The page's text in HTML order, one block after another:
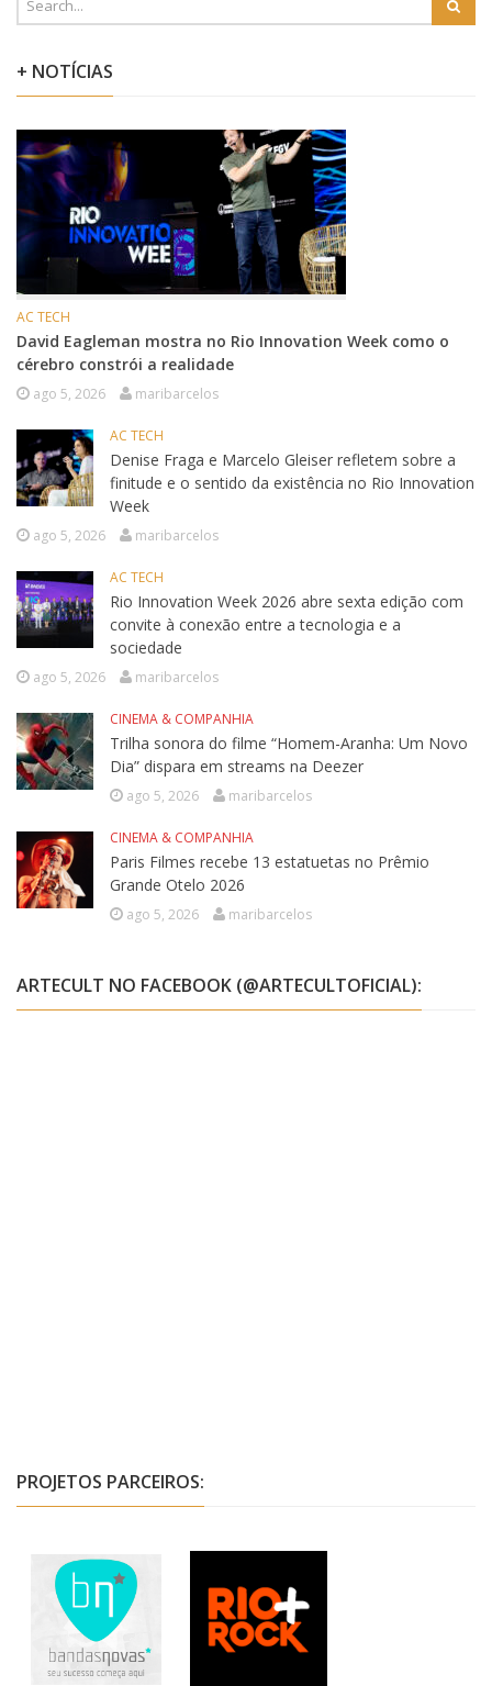
+ NOTÍCIAS
AC TECH
David Eagleman mostra no Rio Innovation Week como o
cérebro constrói a realidade
ago 5, 2026 maribarcelos
AC TECH
Denise Fraga e Marcelo Gleiser refletem sobre a
finitude e o sentido da existência no Rio Innovation
Week
ago 5, 2026 maribarcelos
AC TECH
Rio Innovation Week 2026 abre sexta edição com
convite à conexão entre a tecnologia e a
sociedade
ago 5, 2026 maribarcelos
CINEMA & COMPANHIA
Trilha sonora do filme “Homem-Aranha: Um Novo
Dia” dispara em streams na Deezer
ago 5, 2026 maribarcelos
CINEMA & COMPANHIA
Paris Filmes recebe 13 estatuetas no Prêmio
Grande Otelo 2026
ago 5, 2026 maribarcelos
ARTECULT NO FACEBOOK (@ARTECULTOFICIAL):
PROJETOS PARCEIROS: